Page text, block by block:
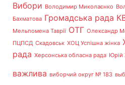
Вибори Володимир Миколаєнко
Бахматова Громадська рада
Мельпомена Таврії ОТГ Олександр
ПЦПСД Скадовськ ХОЦ Успішна жінка
рада Херсонська обласна рада Юрій
важлива виборчий округ № 183